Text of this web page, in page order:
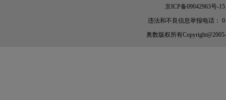
京ICP备09042963号-15
违法和不良信息举报电话：
奥数 版权所有